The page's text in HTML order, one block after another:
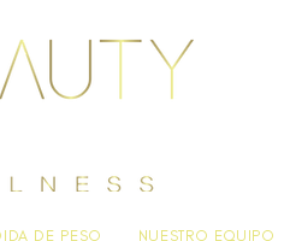
DE PESO NUESTRO EQUIPO